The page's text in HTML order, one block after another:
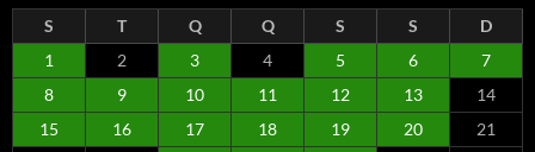
S T Q Q S S
D
1
2 3 4 5 6
7
8
9 10 11 12 13
14
15
16 17 18 19 20
21